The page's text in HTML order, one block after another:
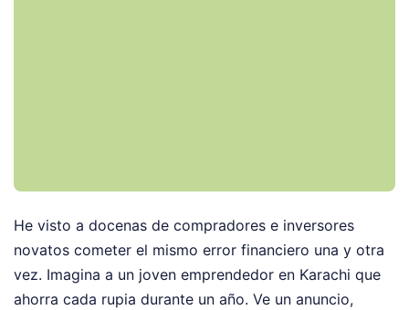
He visto a docenas de compradores e inversores
novatos cometer el mismo error financiero una y otra
vez. Imagina a un joven emprendedor en Karachi que
ahorra cada rupia durante un año. Ve un anuncio,